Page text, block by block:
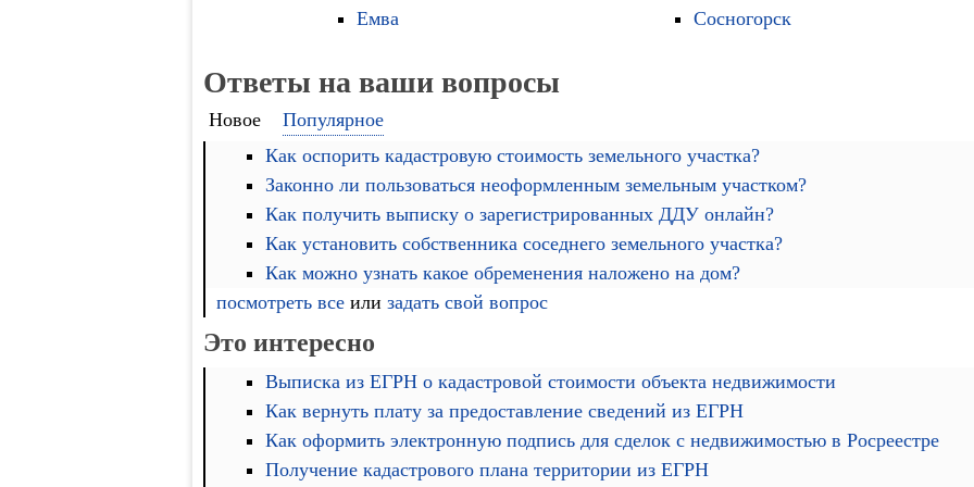
Емва Сосногорск
Ответы на ваши вопросы
Новое
Популярное
Как оспорить кадастровую стоимость земельного участка?
Законно ли пользоваться неоформленным земельным участком?
Как получить выписку о зарегистрированных ДДУ онлайн?
Как установить собственника соседнего земельного участка?
Как можно узнать какое обременения наложено на дом?
посмотреть все или задать свой вопрос
Это интересно
Выписка из ЕГРН о кадастровой стоимости объекта недвижимости
Как вернуть плату за предоставление сведений из ЕГРН
Как оформить электронную подпись для сделок с недвижимостью в Росреестре
Получение кадастрового плана территории из ЕГРН